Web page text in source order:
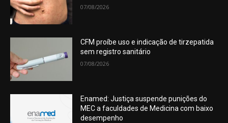
07/08/2026
CFM proíbe uso e indicação de tirzepatida
sem registro sanitário
07/08/2026
Enamed: Justiça suspende punições do
MEC a faculdades de Medicina com baixo
desempenho